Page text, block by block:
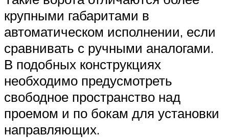
крупными габаритами в
автоматическом исполнении, если
сравнивать с ручными аналогами.
В подобных конструкциях
необходимо предусмотреть
свободное пространство над
проемом и по бокам для установки
направляющих.